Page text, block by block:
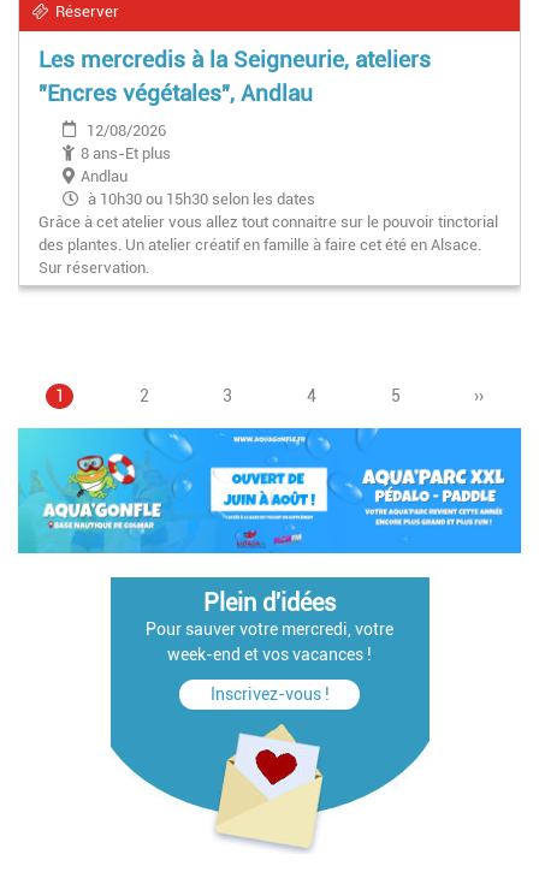
Réserver
Les mercredis à la Seigneurie, ateliers
"Encres végétales", Andlau
12/08/2026
8 ans-Et plus
Andlau
à 10h30 ou 15h30 selon les dates
Grâce à cet atelier vous allez tout connaitre sur le pouvoir tinctorial
des plantes. Un atelier créatif en famille à faire cet été en Alsace.
Sur réservation.
Pagination
Page
1 Page
2 Page
3 Page
4 Page
5
Page
››
Plein d'idées
Pour sauver votre mercredi, votre
week-end et vos vacances !
Inscrivez-vous !